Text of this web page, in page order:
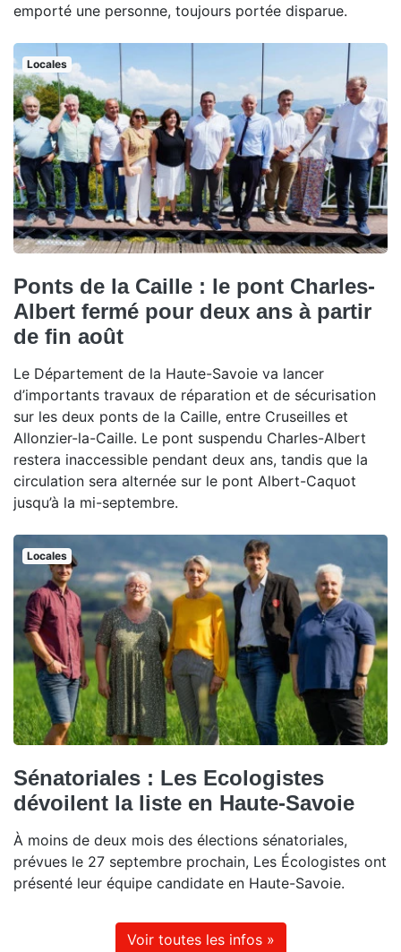
emporté une personne, toujours portée disparue.
Locales
Ponts de la Caille : le pont Charles-
Albert fermé pour deux ans à partir
de fin août
Le Département de la Haute-Savoie va lancer
d’importants travaux de réparation et de sécurisation
sur les deux ponts de la Caille, entre Cruseilles et
Allonzier-la-Caille. Le pont suspendu Charles-Albert
restera inaccessible pendant deux ans, tandis que la
circulation sera alternée sur le pont Albert-Caquot
jusqu’à la mi-septembre.
Locales
Sénatoriales : Les Ecologistes
dévoilent la liste en Haute-Savoie
À moins de deux mois des élections sénatoriales,
prévues le 27 septembre prochain, Les Écologistes ont
présenté leur équipe candidate en Haute-Savoie.
Voir toutes les infos »